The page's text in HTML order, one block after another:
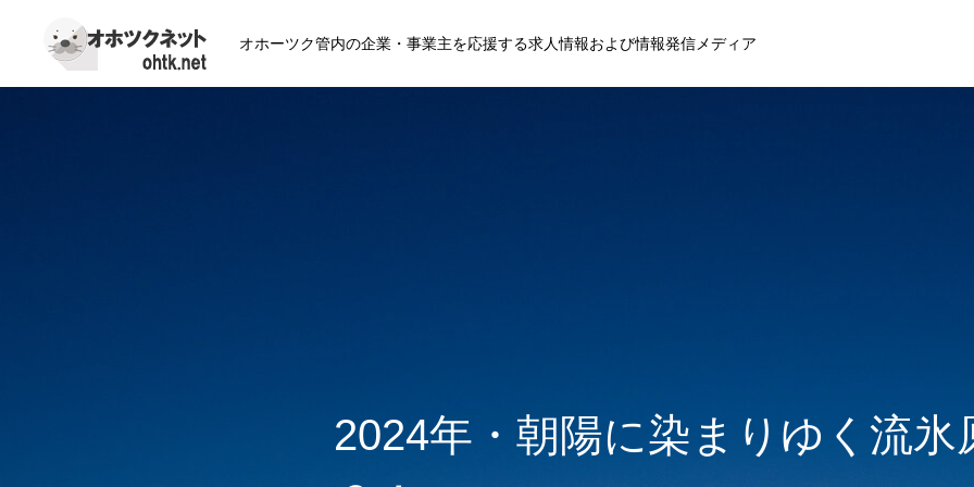
オホーツク管内の企業・事業主を応援する求人情報および情報発信メディア
2024年・朝陽に染まりゆく流氷